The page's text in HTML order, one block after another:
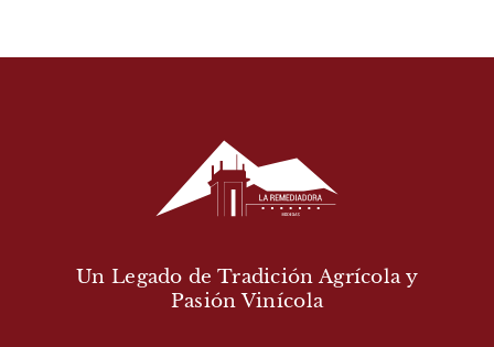
Un Legado de Tradición Agrícola y
Pasión Vinícola